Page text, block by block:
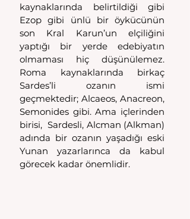
kaynaklarında belirtildiği gibi
Ezop gibi ünlü bir öykücünün
son Kral Karun’un elçiliğini
yaptığı bir yerde edebiyatın
olmaması hiç düşünülemez.
Roma kaynaklarında birkaç
Sardes’li ozanın ismi
geçmektedir; Alcaeos, Anacreon,
Semonides gibi. Ama içlerinden
birisi,  Sardesli, Alcman (Alkman)
adında bir ozanın yaşadığı eski
Yunan yazarlarınca da kabul
görecek kadar önemlidir.